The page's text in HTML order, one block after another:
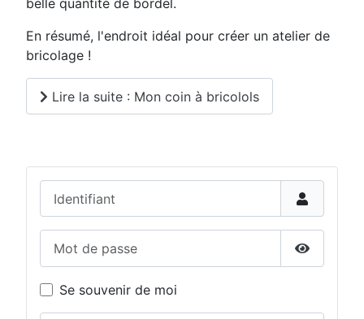
belle quantité de bordel.
En résumé, l'endroit idéal pour créer un atelier de
bricolage !
Lire la suite : Mon coin à bricolols
Afficher
Se souvenir de moi